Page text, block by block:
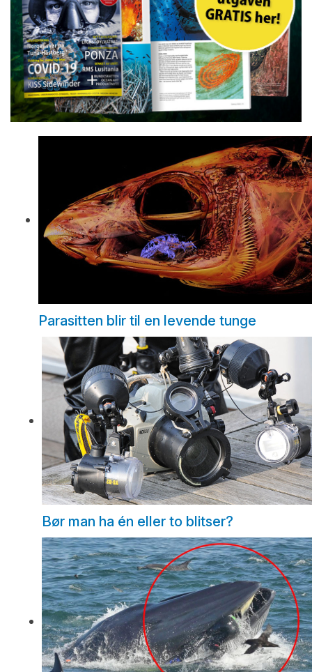
Parasitten blir til en levende tunge
Bør man ha én eller to blitser?